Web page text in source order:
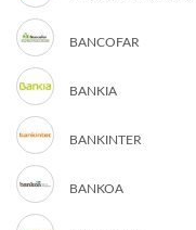
BANCOFAR
BANKIA
BANKINTER
BANKOA